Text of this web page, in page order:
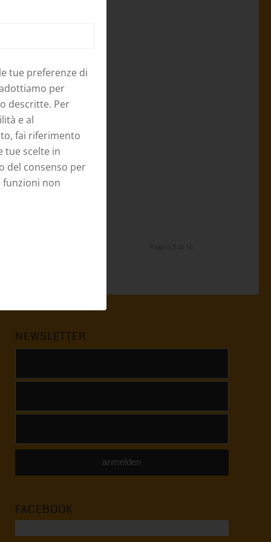
tue preferenze di
per
descritte. Per
e al
fai riferimento
tue scelte in
del consenso per
non
NEWSLETTER
FACEBOOK